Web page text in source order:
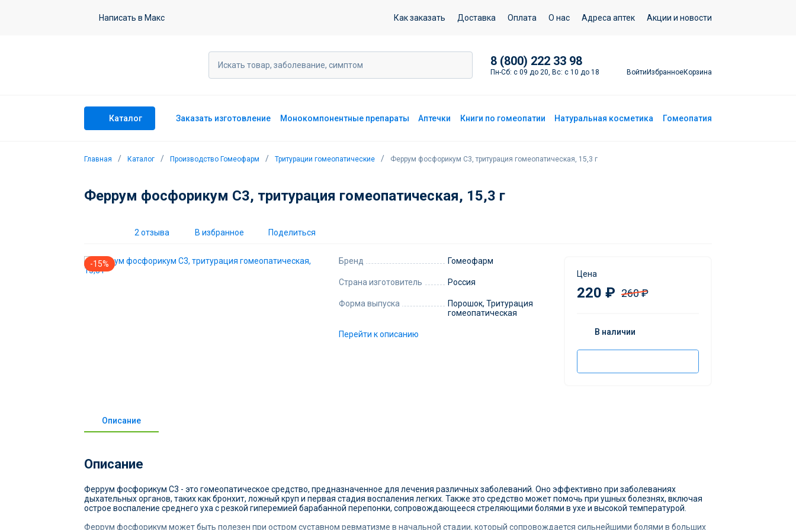
Написать в Макс Как заказать Доставка Оплата О нас Адреса аптек Акции и новости
8 (800) 222 33 98
Пн-Сб: с 09 до 20, Вс: с 10 до 18 ВойтиИзбранноеКорзина
Каталог Заказать изготовление Монокомпонентные препараты Аптечки Книги по гомеопатии Натуральная косметика Гомеопатия
Главная Каталог Производство Гомеофарм Тритурации гомеопатические Феррум фосфорикум С3, тритурация гомеопатическая, 15,3 г
Феррум фосфорикум С3, тритурация гомеопатическая, 15,3 г
Добавить в корзину
2 отзыва В избранное Поделиться
-15% Бренд Гомеофарм
Страна изготовитель Россия
Форма выпуска
Порошок, Тритурация
гомеопатическая
Перейти к описанию
Цена
220 ₽ 260 ₽
В наличии
Описание
Описание
Феррум фосфорикум С3 - это гомеопатическое средство, предназначенное для лечения различных заболеваний. Оно эффективно при заболеваниях
дыхательных органов, таких как бронхит, ложный круп и первая стадия воспаления легких. Также это средство может помочь при ушных болезнях, включая
острое воспаление среднего уха с резкой гиперемией барабанной перепонки, сопровождающееся стреляющими болями в ухе и высокой температурой.
Феррум фосфорикум может быть полезен при остром суставном ревматизме в начальной стадии, который сопровождается сильнейшими болями в больших